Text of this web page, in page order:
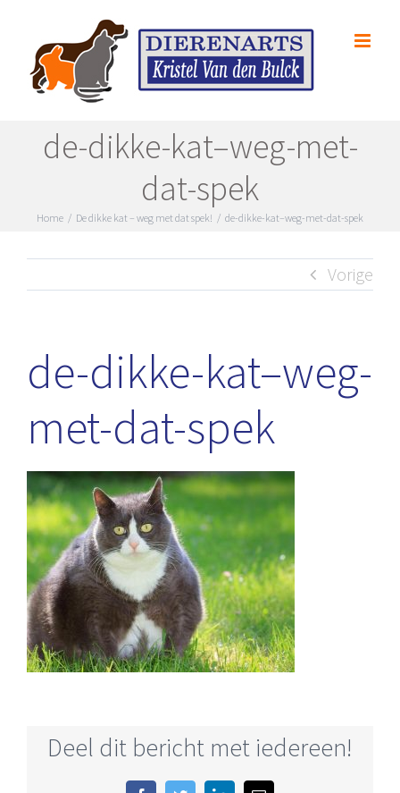
content
de-dikke-kat–weg-met-
dat-spek
Home / De dikke kat – weg met dat spek! / de-dikke-kat–weg-met-dat-spek
Vorige
de-dikke-kat–weg-
met-dat-spek
Deel dit bericht met iedereen!